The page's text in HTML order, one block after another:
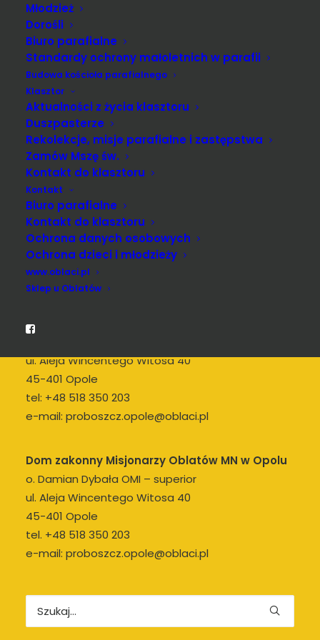
Młodzież
Dorośli
Biuro parafialne
Standardy ochrony małoletnich w parafii
Budowa kościoła parafialnego
Klasztor
Aktualności z życia klasztoru
Duszpasterze
Rekolekcje, misje parafialne i zastępstwa
Zamów Mszę św.
Kontakt do klasztoru
Kontakt
Biuro parafialne
Kontakt do klasztoru
Ochrona danych osobowych
Ochrona dzieci i młodzieży
www.oblaci.pl
Sklep u Oblatów
połamałem pięć chlebów dla pięciu tysięcy?»
Odpowiedzieli Mu: «Dwanaście».
«A kiedy połamałem siedem chlebów dla czterech
tysięcy, ile zebraliście koszów pełnych ułomków?»
Odpowiedzieli: «Siedem».
I rzekł im: «Jeszcze nie rozumiecie?»
Parafia Rzymskokatolicka św. Jana Pawła II
ul. Aleja Wincentego Witosa 40
45-401 Opole
tel: +48 518 350 203
e-mail: proboszcz.opole@oblaci.pl
Dom zakonny Misjonarzy Oblatów MN w Opolu
o. Damian Dybała OMI – superior
ul. Aleja Wincentego Witosa 40
45-401 Opole
tel. +48 518 350 203
e-mail: proboszcz.opole@oblaci.pl